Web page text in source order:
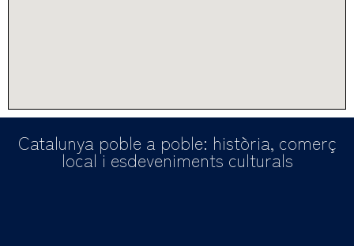
Catalunya poble a poble: història, comerç
local i esdeveniments culturals